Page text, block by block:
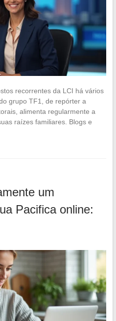
recorrentes da LCI há vários
grupo TF1, de repórter a
alimenta regularmente a
raízes familiares. Blogs e
um
Pacifica online: